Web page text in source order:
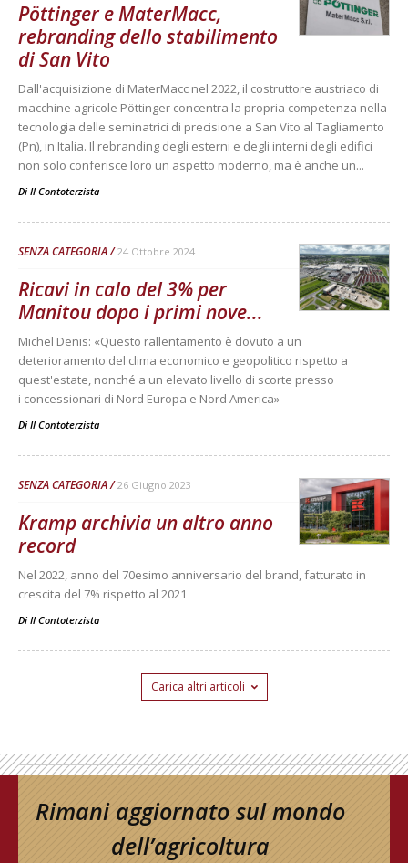
Pöttinger e MaterMacc,
rebranding dello stabilimento
di San Vito
Dall'acquisizione di MaterMacc nel 2022, il costruttore austriaco di
macchine agricole Pöttinger concentra la propria competenza nella
tecnologia delle seminatrici di precisione a San Vito al Tagliamento
(Pn), in Italia. Il rebranding degli esterni e degli interni degli edifici
non solo conferisce loro un aspetto moderno, ma è anche un...
Di Il Contoterzista
SENZA CATEGORIA 24 Ottobre 2024
Ricavi in calo del 3% per
Manitou dopo i primi nove...
Michel Denis: «Questo rallentamento è dovuto a un
deterioramento del clima economico e geopolitico rispetto a
quest'estate, nonché a un elevato livello di scorte presso
i concessionari di Nord Europa e Nord America»
Di Il Contoterzista
SENZA CATEGORIA 26 Giugno 2023
Kramp archivia un altro anno
record
Nel 2022, anno del 70esimo anniversario del brand, fatturato in
crescita del 7% rispetto al 2021
Di Il Contoterzista
Carica altri articoli
Rimani aggiornato sul mondo
dell’agricoltura